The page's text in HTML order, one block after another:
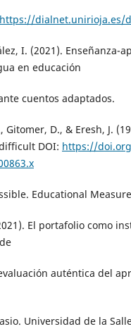
https://dialnet.unirioja.es/
I. (2021). Enseñanza-
en educación
cuentos adaptados.
Gitomer, D., & Eresh, J.
DOI: https://
Educational
El portafolio como
auténtica del
Universidad de la